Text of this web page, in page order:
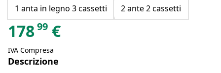
1 anta in legno 3 cassetti
2 ante 2 cassetti
17899 €
IVA Compresa
Descrizione